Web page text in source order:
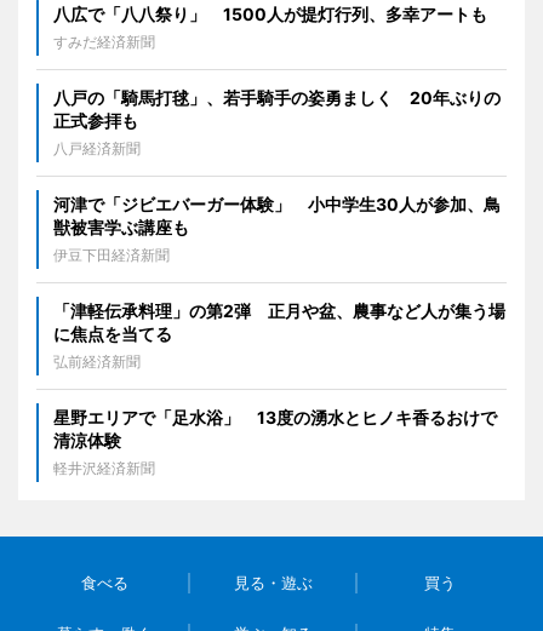
八広で「八八祭り」 1500人が提灯行列、多幸アートも
すみだ経済新聞
八戸の「騎馬打毬」、若手騎手の姿勇ましく 20年ぶりの
正式参拝も
八戸経済新聞
河津で「ジビエバーガー体験」 小中学生30人が参加、鳥
獣被害学ぶ講座も
伊豆下田経済新聞
「津軽伝承料理」の第2弾 正月や盆、農事など人が集う場
に焦点を当てる
弘前経済新聞
星野エリアで「足水浴」 13度の湧水とヒノキ香るおけで
清涼体験
軽井沢経済新聞
食べる 見る・遊ぶ 買う